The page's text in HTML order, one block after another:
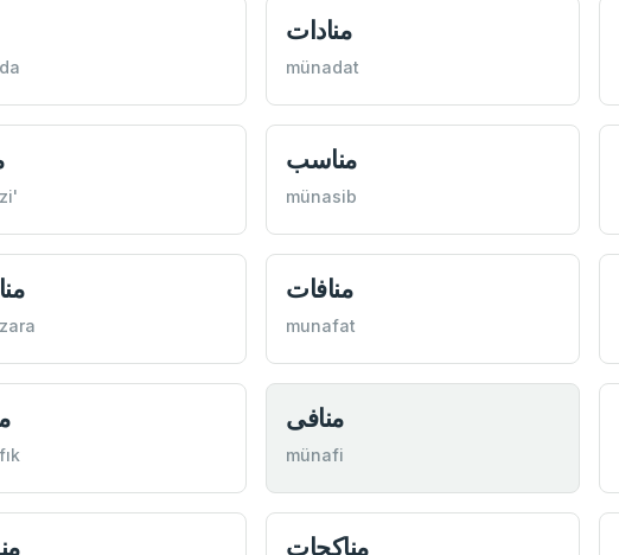
منادات
münadat
مناسب
münasib
منافات
munafat
منافی
münafi
مناكحات